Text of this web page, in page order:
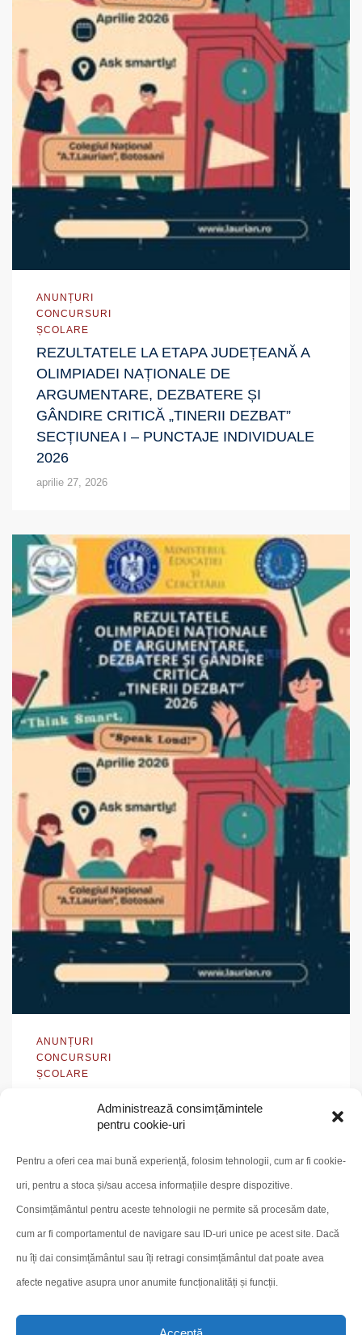
Administrează consimțămintele
pentru cookie-uri
Pentru a oferi cea mai bună experiență, folosim tehnologii, cum ar fi cookie-
uri, pentru a stoca și/sau accesa informațiile despre dispozitive.
Consimțământul pentru aceste tehnologii ne permite să procesăm date,
cum ar fi comportamentul de navigare sau ID-uri unice pe acest site. Dacă
nu îți dai consimțământul sau îți retragi consimțământul dat poate avea
afecte negative asupra unor anumite funcționalități și funcții.
ANUNȚURI
CONCURSURI
ȘCOLARE
REZULTATELE LA ETAPA JUDEȚEANĂ A
OLIMPIADEI NAȚIONALE DE
ARGUMENTARE, DEZBATERE ȘI
GÂNDIRE CRITICĂ „TINERII DEZBAT”
SECȚIUNEA I – PUNCTAJE INDIVIDUALE
2026
aprilie 27, 2026
ANUNȚURI
CONCURSURI
ȘCOLARE
OLIMPIADEI NAȚIONALE DE
GÂNDIRE CRITICĂ „TINERII DEZBAT”
SECȚIUNEA II – PUNCTAJE PE ECHIPE
2026
Posts